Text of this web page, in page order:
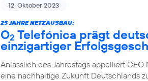
12. Oktober 2023
25 JAHRE NETZAUSBAU:
O2 Telefónica prägt
einzigartiger
Anlässlich des Jahrestags appelliert
eine nachhaltige Zukunft Deutschlands